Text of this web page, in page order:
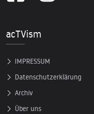
acTVism
IMPRESSUM
Datenschutzerklärung
Archiv
Über uns